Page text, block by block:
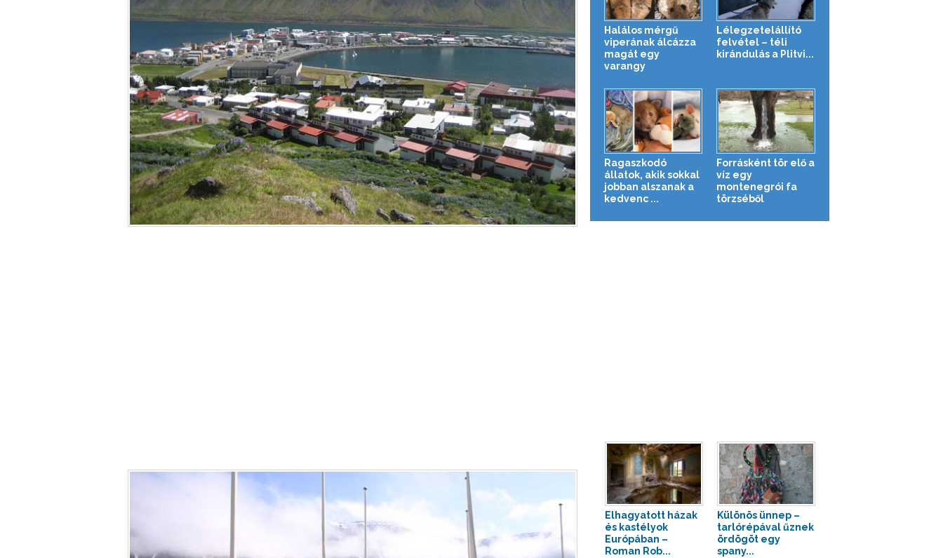
Halálos mérgű
viperának álcázza
magát egy
varangy
Lélegzetelállító
felvétel – téli
kirándulás a Plitvi...
Ragaszkodó
állatok, akik sokkal
jobban alszanak a
kedvenc ...
Forrásként tör elő a
víz egy
montenegrói fa
törzséből
Elhagyatott házak
és kastélyok
Európában –
Roman Rob...
Különös ünnep –
tarlórépával űznek
ördögöt egy
spany...